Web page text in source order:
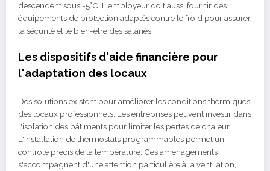
descendent sous -5°C. L'employeur doit aussi fournir des
équipements de protection adaptés contre le froid pour assurer
la sécurité et le bien-être des salariés.
Les dispositifs d'aide financière pour
l'adaptation des locaux
Des solutions existent pour améliorer les conditions thermiques
des locaux professionnels. Les entreprises peuvent investir dans
l'isolation des bâtiments pour limiter les pertes de chaleur.
L'installation de thermostats programmables permet un
contrôle précis de la température. Ces aménagements
s'accompagnent d'une attention particulière à la ventilation,